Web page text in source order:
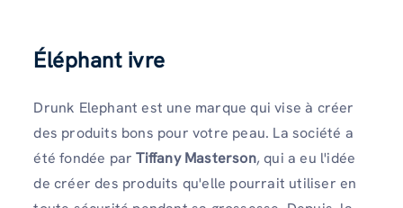
Éléphant ivre
Drunk Elephant est une marque qui vise à créer
des produits bons pour votre peau. La société a
été fondée parTiffany Masterson, qui a eu l'idée
de créer des produits qu'elle pourrait utiliser en